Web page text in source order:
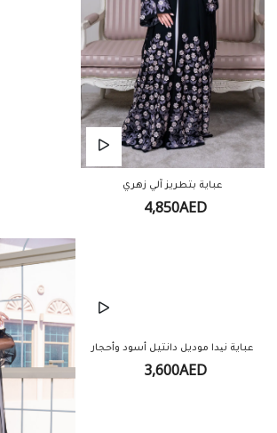
عباية بتطريز آلي زهري
4,850AED
عباية نیدا موديل دانتيل أسود وأحجار
3,600AED